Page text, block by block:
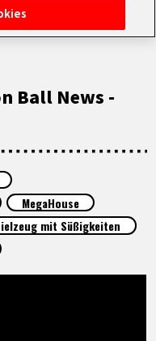
Ball News -
MegaHouse
mit Süßigkeiten